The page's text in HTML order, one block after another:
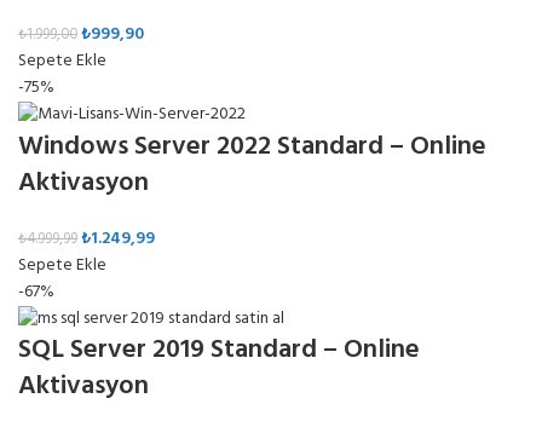
₺1.999,00₺999,90
Sepete Ekle
-75%
Windows Server 2022 Standard – Online
Aktivasyon
₺4.999,99₺1.249,99
Sepete Ekle
-67%
SQL Server 2019 Standard – Online
Aktivasyon